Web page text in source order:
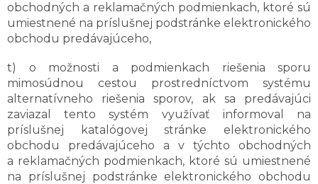
obchodných a reklamačných podmienkach, ktoré sú
umiestnené na príslušnej podstránke elektronického
obchodu predávajúceho,
t) o možnosti a podmienkach riešenia sporu
mimosúdnou cestou prostredníctvom systému
alternatívneho riešenia sporov, ak sa predávajúci
zaviazal tento systém využívať informoval na
príslušnej katalógovej stránke elektronického
obchodu predávajúceho a v týchto obchodných
a reklamačných podmienkach, ktoré sú umiestnené
na príslušnej podstránke elektronického obchodu